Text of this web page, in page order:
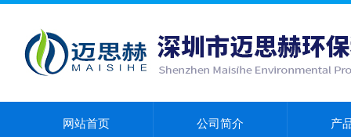
网站首页 公司简介 产